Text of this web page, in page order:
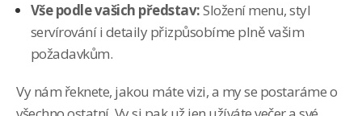
Vše podle vašich představ:Složení menu, styl
servírování i detaily přizpůsobíme plně vašim
požadavkům.
Vy nám řeknete, jakou máte vizi, a my se postaráme o